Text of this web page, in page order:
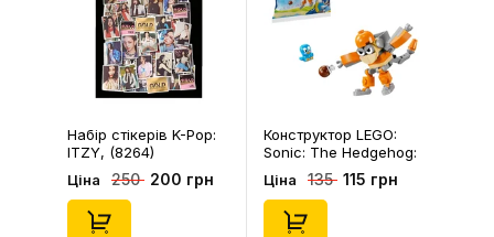
Набір стікерів K-Pop:
ITZY, (8264)
Ціна 250 200 грн
Конструктор LEGO:
Sonic: The Hedgehog:
Kiki's Coconut Attack:
Kiki and Flicky, (30676)
Ціна 135 115 грн